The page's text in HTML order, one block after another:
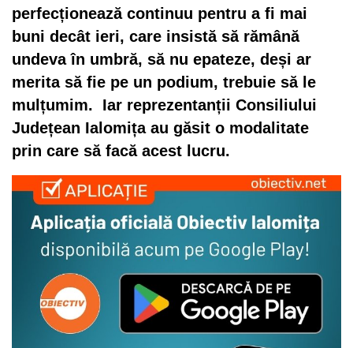
perfecționează continuu pentru a fi mai
buni decât ieri, care insistă să rămână
undeva în umbră, să nu epateze, deși ar
merita să fie pe un podium, trebuie să le
mulțumim. Iar reprezentanții Consiliului
Județean Ialomița au găsit o modalitate
prin care să facă acest lucru.